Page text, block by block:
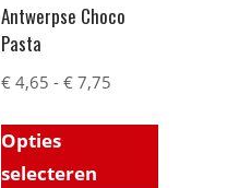
Antwerpse Choco
Pasta
€ 4,65 - € 7,75
Opties
selecteren